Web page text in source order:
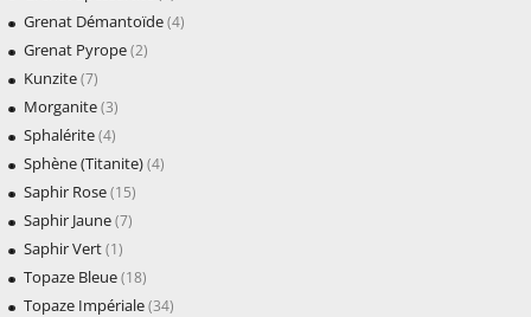
Grenat Démantoïde(4)
Grenat Pyrope(2)
Kunzite(7)
Morganite(3)
Sphalérite(4)
Sphène (Titanite)(4)
Saphir Rose(15)
Saphir Jaune(7)
Saphir Vert(1)
Topaze Bleue(18)
Topaze Impériale(34)